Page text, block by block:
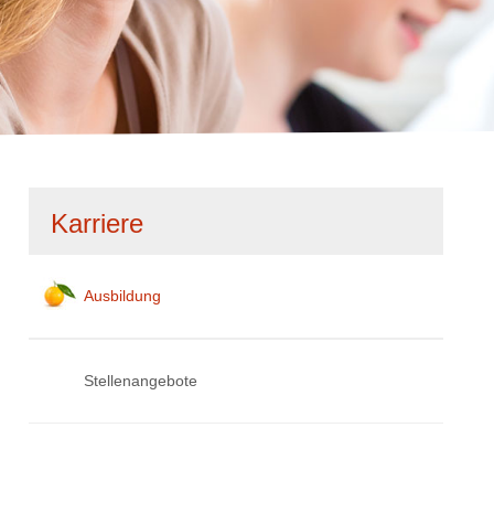
Navigation
Karriere
Ausbildung
Stellenangebote